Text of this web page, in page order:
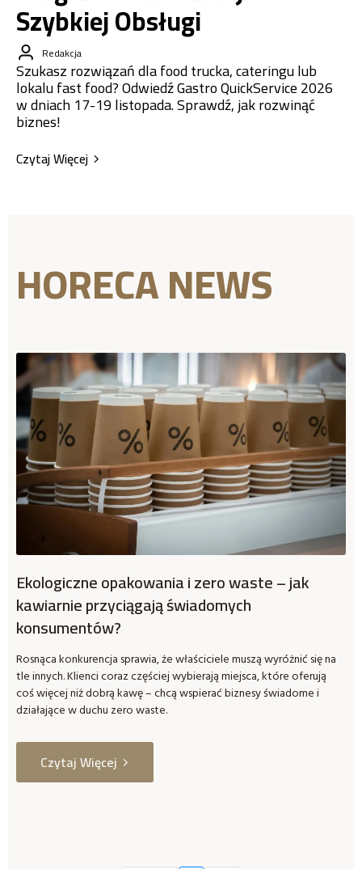
Szybkiej Obsługi
Redakcja
Szukasz rozwiązań dla food trucka, cateringu lub
lokalu fast food? Odwiedź Gastro QuickService 2026
w dniach 17-19 listopada. Sprawdź, jak rozwinąć
biznes!
Czytaj Więcej
HORECA NEWS
Ekologiczne opakowania i zero waste – jak
kawiarnie przyciągają świadomych
konsumentów?
Rosnąca konkurencja sprawia, że właściciele muszą wyróżnić się na
tle innych. Klienci coraz częściej wybierają miejsca, które oferują
coś więcej niż dobrą kawę – chcą wspierać biznesy świadome i
działające w duchu zero waste.
Czytaj Więcej